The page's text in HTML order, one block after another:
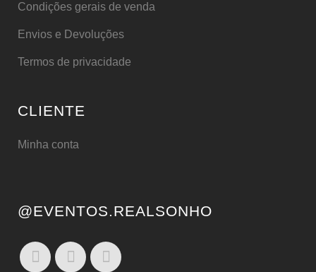
Condições gerais de venda
Envios e Devoluções
Termos de privacidade
CLIENTE
Minha conta
@EVENTOS.REALSONHO